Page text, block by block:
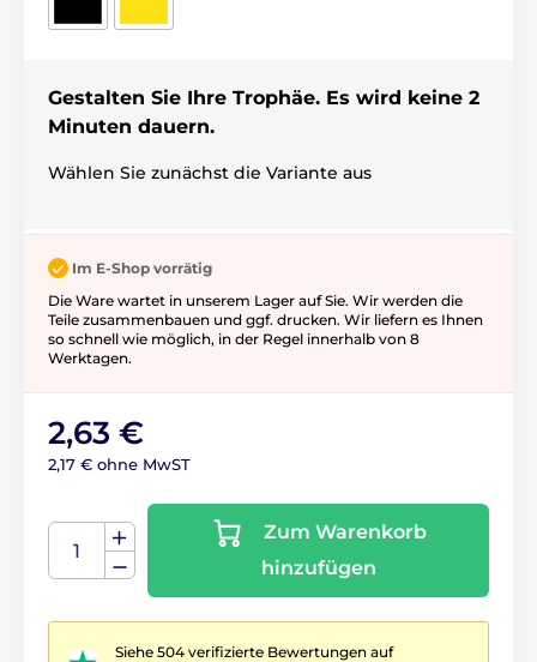
Gestalten Sie Ihre Trophäe. Es wird keine 2
Minuten dauern.
Wählen Sie zunächst die Variante aus
Im E-Shop vorrätig
Die Ware wartet in unserem Lager auf Sie. Wir werden die
Teile zusammenbauen und ggf. drucken. Wir liefern es Ihnen
so schnell wie möglich, in der Regel innerhalb von 8
Werktagen.
2,63 €
2,17 € ohne MwST
Zum Warenkorb
hinzufügen
Siehe 504 verifizierte Bewertungen auf